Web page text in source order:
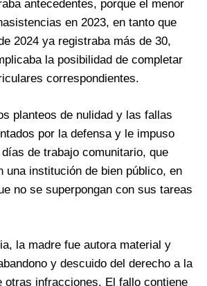
antecedentes, porque el menor
en 2023, en tanto que
2024 ya registraba más de 30,
la posibilidad de completar
correspondientes.
planteos de nulidad y las fallas
por la defensa y le impuso
de trabajo comunitario, que
una institución de bien público, en
no se superpongan con sus tareas
la madre fue autora material y
y descuido del derecho a la
otras infracciones. El fallo contiene